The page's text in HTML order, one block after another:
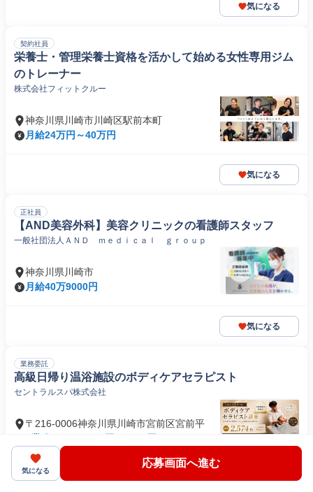
気になる
契約社員
栄養士・管理栄養士資格を活かして始める女性専用ジム
のトレーナー
株式会社フィットクルー
神奈川県川崎市川崎区駅前本町
月給24万円～40万円
気になる
正社員
【AND美容外科】美容クリニックの看護師スタッフ
一般社団法人ＡＮＤ ｍｅｄｉｃａｌ ｇｒｏｕｐ
神奈川県川崎市
月給40万9000円
気になる
業務委託
高級日帰り温浴施設のボディケアセラピスト
セントラルスパ株式会社
〒216-0006神奈川県川崎市宮前区宮前平
分）
気になる
応募画面へ進む